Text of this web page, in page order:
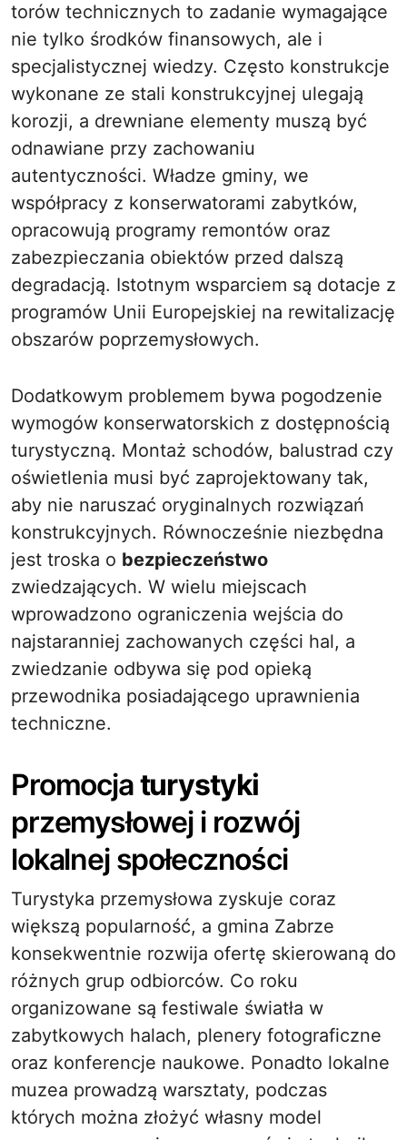
torów technicznych to zadanie wymagające
nie tylko środków finansowych, ale i
specjalistycznej wiedzy. Często konstrukcje
wykonane ze stali konstrukcyjnej ulegają
korozji, a drewniane elementy muszą być
odnawiane przy zachowaniu
autentyczności. Władze gminy, we
współpracy z konserwatorami zabytków,
opracowują programy remontów oraz
zabezpieczania obiektów przed dalszą
degradacją. Istotnym wsparciem są dotacje z
programów Unii Europejskiej na rewitalizację
obszarów poprzemysłowych.
Dodatkowym problemem bywa pogodzenie
wymogów konserwatorskich z dostępnością
turystyczną. Montaż schodów, balustrad czy
oświetlenia musi być zaprojektowany tak,
aby nie naruszać oryginalnych rozwiązań
konstrukcyjnych. Równocześnie niezbędna
jest troska o bezpieczeństwo
zwiedzających. W wielu miejscach
wprowadzono ograniczenia wejścia do
najstaranniej zachowanych części hal, a
zwiedzanie odbywa się pod opieką
przewodnika posiadającego uprawnienia
techniczne.
Promocjaturystyki
przemysłowej i rozwój
lokalnej społeczności
Turystyka przemysłowa zyskuje coraz
większą popularność, a gmina Zabrze
konsekwentnie rozwija ofertę skierowaną do
różnych grup odbiorców. Co roku
organizowane są festiwale światła w
zabytkowych halach, plenery fotograficzne
oraz konferencje naukowe. Ponadto lokalne
muzea prowadzą warsztaty, podczas
których można złożyć własny model